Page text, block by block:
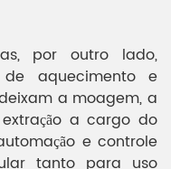
por outro lado,
de aquecimento e
a moagem, a
a cargo do
e controle
tanto para uso